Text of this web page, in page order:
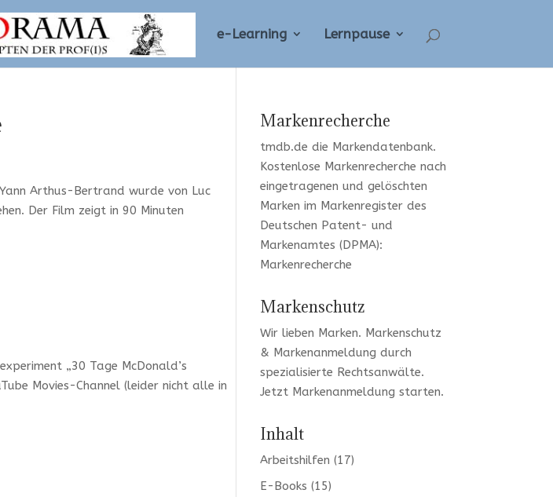
e-Learning Lernpause
Arthus-Bertrand wurde von Luc
Der Film zeigt in 90 Minuten
„30 Tage McDonald’s
Movies-Channel (leider nicht alle in
Markenrecherche
tmdb.de die Markendatenbank.
Kostenlose Markenrecherche nach
eingetragenen und gelöschten
Marken im Markenregister des
Deutschen Patent- und
Markenamtes (DPMA):
Markenrecherche
Markenschutz
Wir lieben Marken. Markenschutz
& Markenanmeldung durch
spezialisierte Rechtsanwälte.
Jetzt Markenanmeldung starten.
Inhalt
Arbeitshilfen (17)
E-Books (15)